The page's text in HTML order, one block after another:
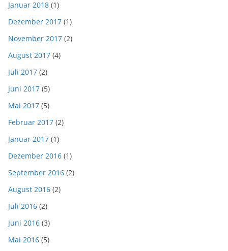
Januar 2018 (1)
Dezember 2017 (1)
November 2017 (2)
August 2017 (4)
Juli 2017 (2)
Juni 2017 (5)
Mai 2017 (5)
Februar 2017 (2)
Januar 2017 (1)
Dezember 2016 (1)
September 2016 (2)
August 2016 (2)
Juli 2016 (2)
Juni 2016 (3)
Mai 2016 (5)